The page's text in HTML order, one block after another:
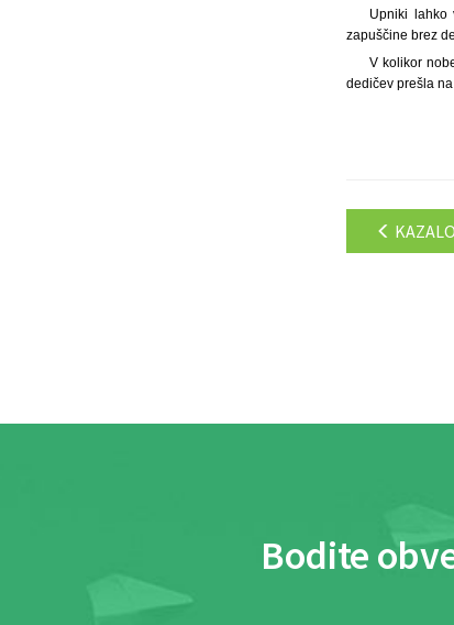
Upniki lahko
zapuščine brez
V kolikor
dedičev prešla
KAZALO
Bodite